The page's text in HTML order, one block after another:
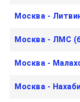
Москва -
Москва - ЛМС
Москва -
Москва -